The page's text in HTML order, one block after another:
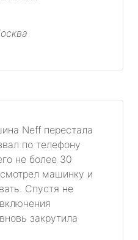
Neff перестала
по телефону
не более 30
машинку и
Спустя не
закрутила